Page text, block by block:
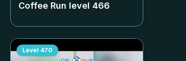
Coffee Run level 466
Level 470